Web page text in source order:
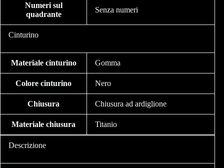
Numeri sul
quadrante
Senza numeri
Cinturino
Materiale cinturino Gomma
Colore cinturino Nero
Chiusura Chiusura ad ardiglione
Materiale chiusura Titanio
Descrizione